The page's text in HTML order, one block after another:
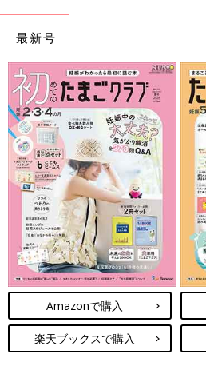
最新号
Amazonで購入
楽天ブックスで購入